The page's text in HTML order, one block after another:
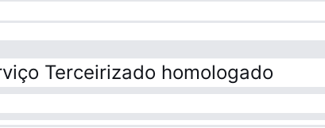
Terceirizado homologado